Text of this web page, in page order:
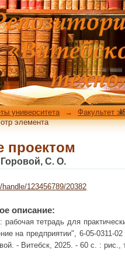
проектом
университета →
Факультет
элемента
проектом
С. О.
123456789/20382
описание:
рабочая тетрадь для
на предприятии", 6-05-
- Витебск, 2025. - 60 с. : рис.,